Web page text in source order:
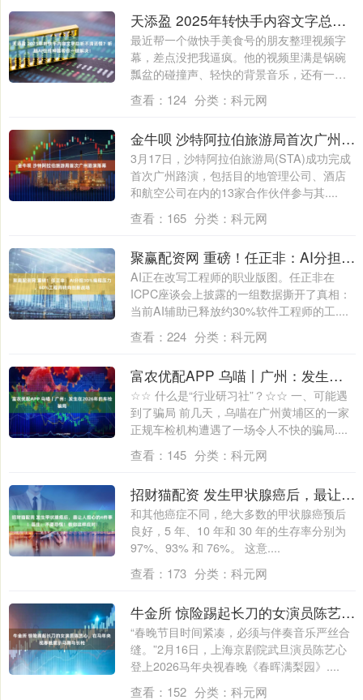
天添盈 2025年转快手内容文字总听不清还慢？听脑AI在线神器帮你一键解决！
最近帮一个做快手美食号的朋友整理视频字
幕，差点没把我逼疯。他的视频里满是锅碗
瓢盆的碰撞声、轻快的背景音乐，还有一口
地道的....
查看： 124 分类： 科元网
金牛呗 沙特阿拉伯旅游局首次广州路演落幕
3月17日，沙特阿拉伯旅游局(STA)成功完成
首次广州路演，包括目的地管理公司、酒店
和航空公司在内的13家合作伙伴参与其....
查看： 165 分类： 科元网
聚赢配资网 重磅！任正非：AI分担30%编程压力，60%工程师转向创新战场
AI正在改写工程师的职业版图。任正非在
ICPC座谈会上披露的一组数据撕开了真相：
当前AI辅助已释放约30%软件工程师的工....
查看： 224 分类： 科元网
富农优配APP 乌喵丨广州：发生在2026年的车检骗局
☆☆ 什么是“行业研习社”？☆☆ 一、可能遇
到了骗局 前几天，乌喵在广州黄埔区的一家
正规车检机构遭遇了一场令人不快的骗局....
查看： 145 分类： 科元网
招财猫配资 发生甲状腺癌后，最让人担心的4件事！医生：不要恐慌！教你这样应对！
和其他癌症不同，绝大多数的甲状腺癌预后
良好，5 年、10 年和 30 年的生存率分别为
97%、93% 和 76%。 这意....
查看： 173 分类： 科元网
牛金所 惊险踢起长刀的女演员陈艺心，在马年央视春晚展示马舞与长枪
“春晚节目时间紧凑，必须与伴奏音乐严丝合
缝。”2月16日，上海京剧院武旦演员陈艺心
登上2026马年央视春晚《春晖满梨园》....
查看： 152 分类： 科元网